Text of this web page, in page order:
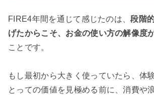
FIRE4年間を通じて感じたのは、段階
げたからこそ、お金の使い方の解像度
ことです。
もし最初から大きく使っていたら、体
とっての価値を見極める前に、消費や